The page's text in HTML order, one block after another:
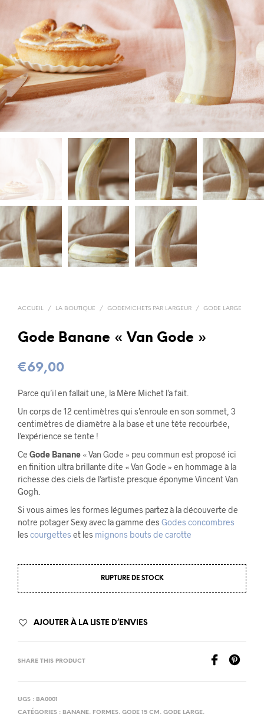
ACCUEIL / LA BOUTIQUE / GODEMICHETS PAR LARGEUR / GODE LARGE
Gode Banane « Van Gode »
€69,00
Parce qu’il en fallait une, la Mère Michet l’a fait.
Un corps de 12 centimètres qui s’enroule en son sommet, 3
centimètres de diamètre à la base et une tête recourbée,
l’expérience se tente !
Ce Gode Banane « Van Gode » peu commun est proposé ici
en finition ultra brillante dite « Van Gode » en hommage à la
richesse des ciels de l’artiste presque éponyme Vincent Van
Gogh.
Si vous aimes les formes légumes partez à la découverte de
notre potager Sexy avec la gamme des Godes concombres
les courgettes et les mignons bouts de carotte
RUPTURE DE STOCK
AJOUTER À LA LISTE D’ENVIES
SHARE THIS PRODUCT
UGS : BA0001
CATÉGORIES : BANANE, FORMES, GODE 15 CM , GODE LARGE,